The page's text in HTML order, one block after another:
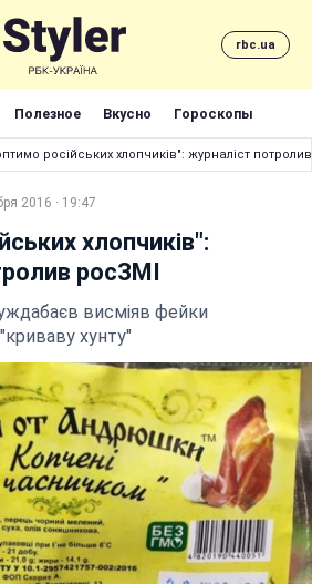
rbc.ua
Полезное Вкусно Гороскопы
російських хлопчиків": журналіст
2016 · 19:47
хлопчиків":
росЗМІ
висміяв фейки
хунту"